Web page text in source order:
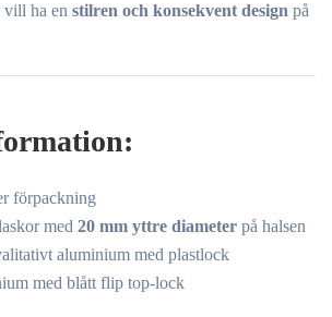
vill ha en stilren och konsekvent design på
förpackning
med 20 mm yttre diameter på halsen
aluminium med plastlock
med blått flip top-lock